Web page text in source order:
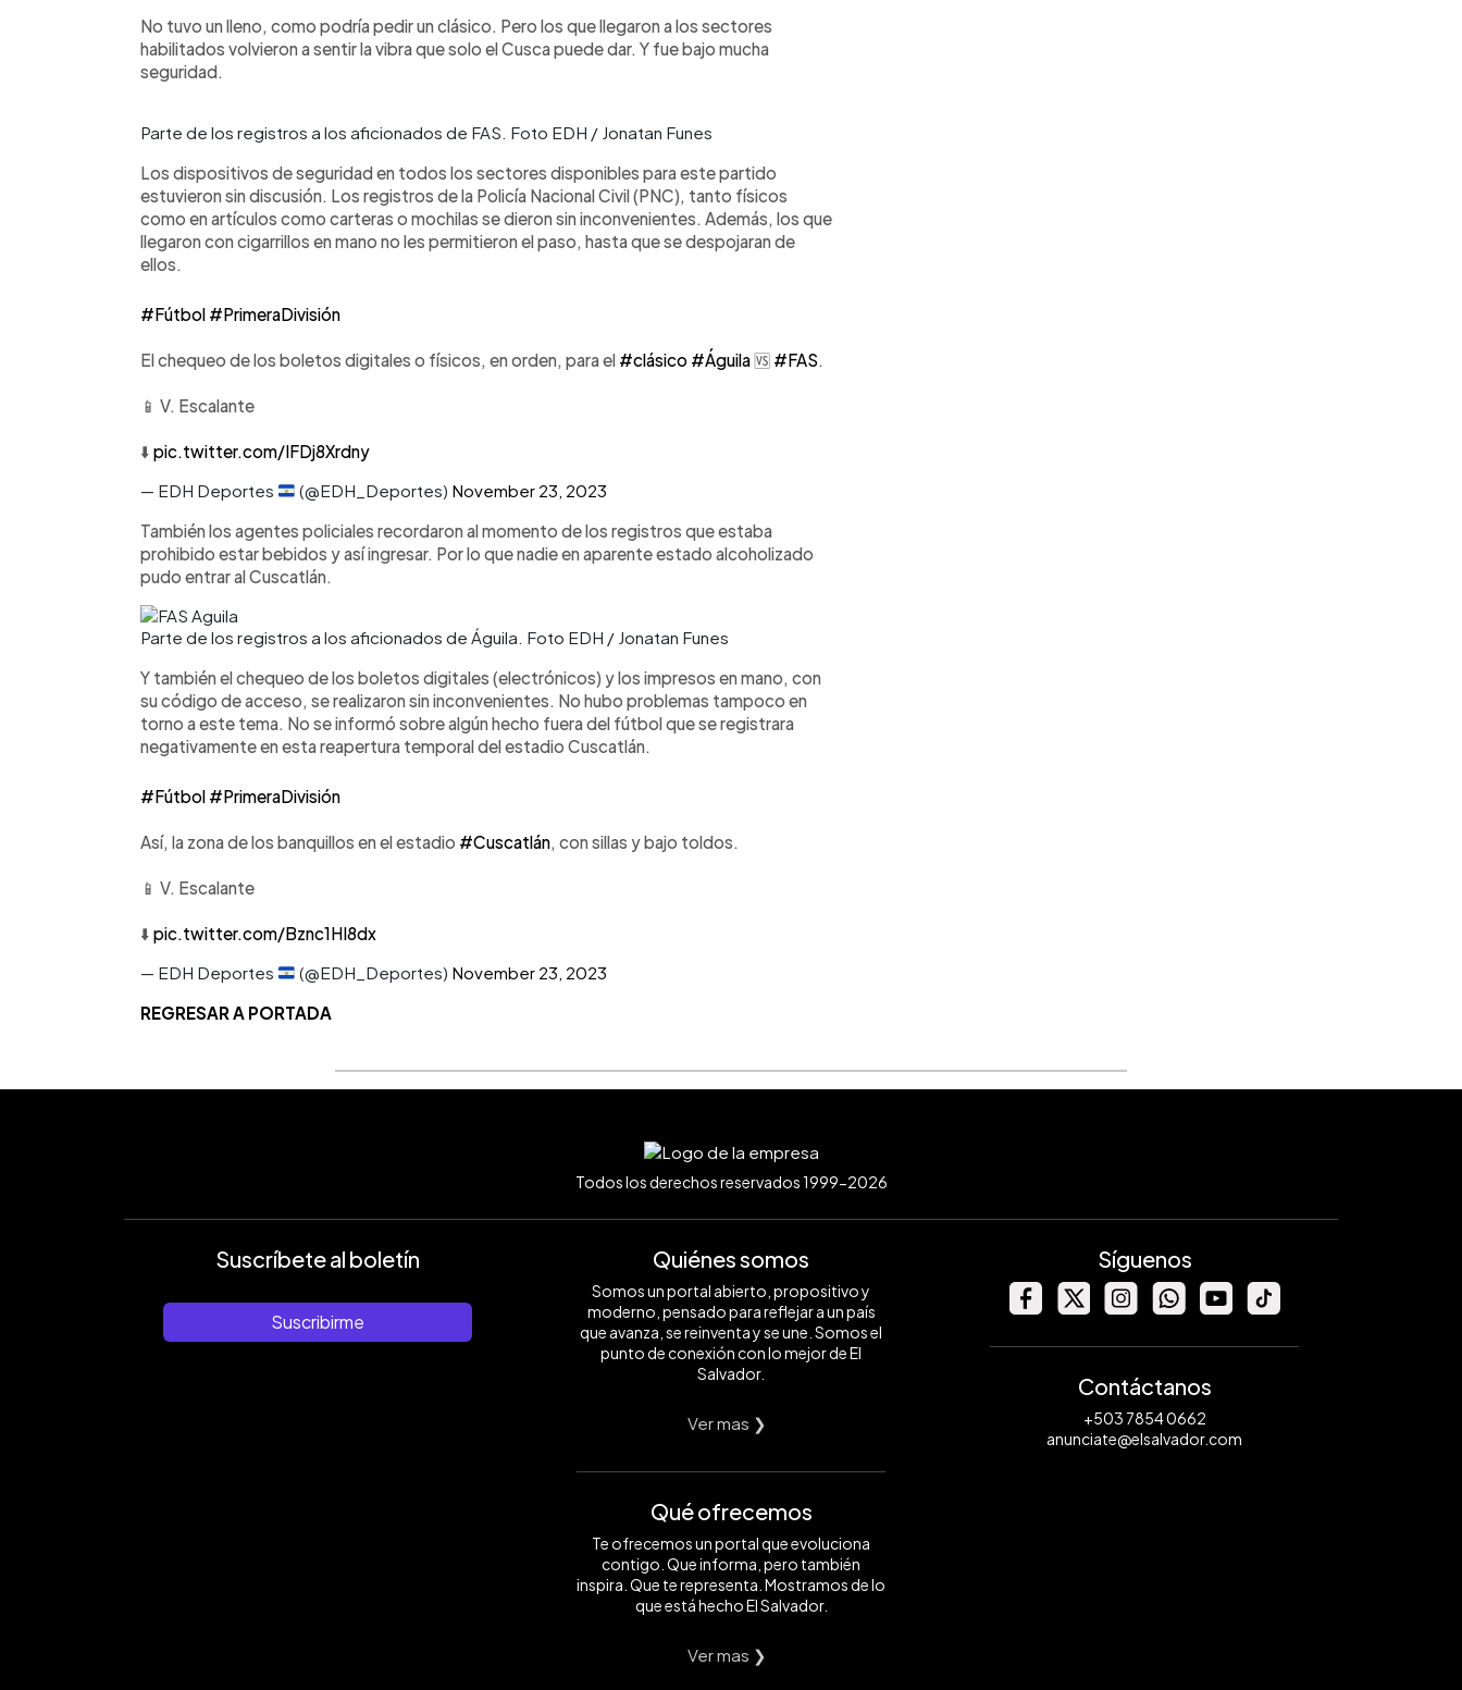
No tuvo un lleno, como podría pedir un clásico. Pero los que llegaron a los sectores
habilitados volvieron a sentir la vibra que solo el Cusca puede dar. Y fue bajo mucha
seguridad.
Parte de los registros a los aficionados de FAS. Foto EDH / Jonatan Funes
Los dispositivos de seguridad en todos los sectores disponibles para este partido
estuvieron sin discusión. Los registros de la Policía Nacional Civil (PNC), tanto físicos
como en artículos como carteras o mochilas se dieron sin inconvenientes. Además, los que
llegaron con cigarrillos en mano no les permitieron el paso, hasta que se despojaran de
ellos.
#Fútbol #PrimeraDivisión
El chequeo de los boletos digitales o físicos, en orden, para el #clásico #Águila🆚️ #FAS.
📱 V. Escalante
⬇️ pic.twitter.com/IFDj8Xrdny
— EDH Deportes
(@EDH_Deportes) November 23, 2023
También los agentes policiales recordaron al momento de los registros que estaba
prohibido estar bebidos y así ingresar. Por lo que nadie en aparente estado alcoholizado
pudo entrar al Cuscatlán.
Parte de los registros a los aficionados de Águila. Foto EDH / Jonatan Funes
Y también el chequeo de los boletos digitales (electrónicos) y los impresos en mano, con
su código de acceso, se realizaron sin inconvenientes. No hubo problemas tampoco en
torno a este tema. No se informó sobre algún hecho fuera del fútbol que se registrara
negativamente en esta reapertura temporal del estadio Cuscatlán.
#Fútbol #PrimeraDivisión
Así, la zona de los banquillos en el estadio #Cuscatlán, con sillas y bajo toldos.
📱 V. Escalante
⬇️ pic.twitter.com/Bznc1HI8dx
— EDH Deportes
(@EDH_Deportes) November 23, 2023
REGRESAR A PORTADA
Todos los derechos reservados 1999-2026
Suscríbete al boletín
Suscribirme
Quiénes somos
Somos un portal abierto, propositivo y
moderno, pensado para reflejar a un país
que avanza, se reinventa y se une. Somos el
punto de conexión con lo mejor de El
Salvador.
Ver mas ❯
Qué ofrecemos
Te ofrecemos un portal que evoluciona
contigo. Que informa, pero también
inspira. Que te representa. Mostramos de lo
que está hecho El Salvador.
Ver mas ❯
Síguenos
Contáctanos
+503 7854 0662
anunciate@elsalvador.com